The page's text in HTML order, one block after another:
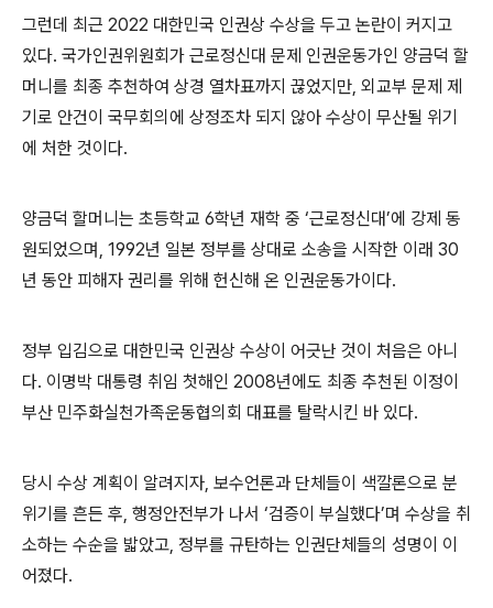
그런데 최근 2022 대한민국 인권상 수상을 두고 논란이 커지고
있다. 국가인권위원회가 근로정신대 문제 인권운동가인 양금덕 할
머니를 최종 추천하여 상경 열차표까지 끊었지만, 외교부 문제 제
기로 안건이 국무회의에 상정조차 되지 않아 수상이 무산될 위기
에 처한 것이다.
양금덕 할머니는 초등학교 6학년 재학 중 ‘근로정신대’에 강제 동
원되었으며, 1992년 일본 정부를 상대로 소송을 시작한 이래 30
년 동안 피해자 권리를 위해 헌신해 온 인권운동가이다.
정부 입김으로 대한민국 인권상 수상이 어긋난 것이 처음은 아니
다. 이명박 대통령 취임 첫해인 2008년에도 최종 추천된 이정이
부산 민주화실천가족운동협의회 대표를 탈락시킨 바 있다.
당시 수상 계획이 알려지자, 보수언론과 단체들이 색깔론으로 분
위기를 흔든 후, 행정안전부가 나서 ‘검증이 부실했다’며 수상을 취
소하는 수순을 밟았고, 정부를 규탄하는 인권단체들의 성명이 이
어졌다.